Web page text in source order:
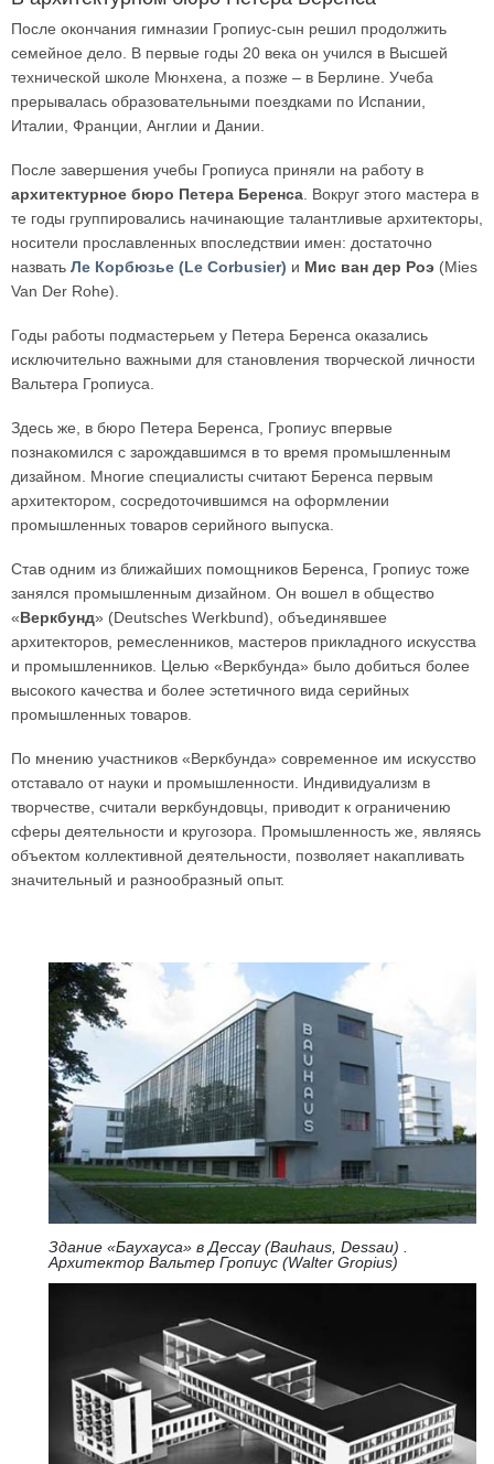
После окончания гимназии Гропиус-сын решил продолжить
семейное дело. В первые годы 20 века он учился в Высшей
технической школе Мюнхена, а позже – в Берлине. Учеба
прерывалась образовательными поездками по Испании,
Италии, Франции, Англии и Дании.
После завершения учебы Гропиуса приняли на работу в
архитектурное бюро Петера Беренса . Вокруг этого мастера в
те годы группировались начинающие талантливые архитекторы,
носители прославленных впоследствии имен: достаточно
назвать Ле Корбюзье (Le Corbusier) и Мис ван дер Роэ (Mies
Van Der Rohe).
Годы работы подмастерьем у Петера Беренса оказались
исключительно важными для становления творческой личности
Вальтера Гропиуса.
Здесь же, в бюро Петера Беренса, Гропиус впервые
познакомился с зарождавшимся в то время промышленным
дизайном. Многие специалисты считают Беренса первым
архитектором, сосредоточившимся на оформлении
промышленных товаров серийного выпуска.
Став одним из ближайших помощников Беренса, Гропиус тоже
занялся промышленным дизайном. Он вошел в общество
«Веркбунд» (Deutsches Werkbund), объединявшее
архитекторов, ремесленников, мастеров прикладного искусства
и промышленников. Целью «Веркбунда» было добиться более
высокого качества и более эстетичного вида серийных
промышленных товаров.
По мнению участников «Веркбунда» современное им искусство
отставало от науки и промышленности. Индивидуализм в
творчестве, считали веркбундовцы, приводит к ограничению
сферы деятельности и кругозора. Промышленность же, являясь
объектом коллективной деятельности, позволяет накапливать
значительный и разнообразный опыт.
Здание «Баухауса» в Дессау (Bauhaus, Dessau) .
Архитектор Вальтер Гропиус (Walter Gropius)